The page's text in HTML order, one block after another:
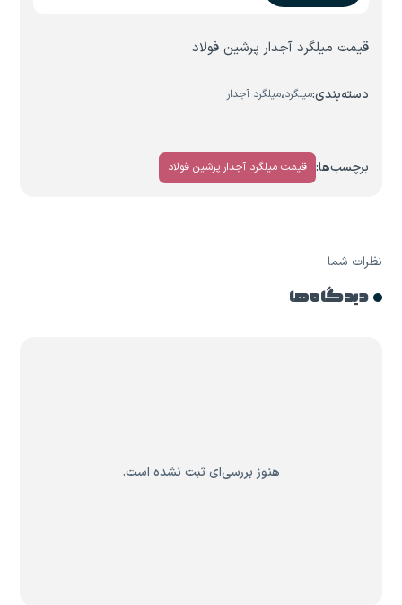
قیمت میلگرد آجدار پرشین فولاد
دسته‌بندی:میلگرد،میلگرد آجدار
برچسب‌ها: قیمت میلگرد آجدار پرشین فولاد
نظرات شما
دیدگاه ها
هنوز بررسی‌ای ثبت نشده است.